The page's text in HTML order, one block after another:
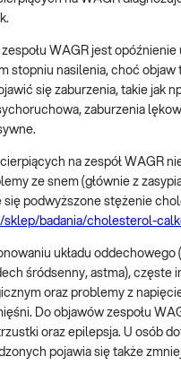
WAGR jest opóźnienie
stopniu nasilenia, choć objaw
się zaburzenia, takie jak
zaburzenia
na zespół WAGR
ze snem (głównie z
się podwyższone stężenie
sklep/badania/cholesterol-
układu oddechowego
śródsenny, astma), częste
oraz problemy z
Do objawów zespołu
oraz epilepsja. U osób
pojawia się także